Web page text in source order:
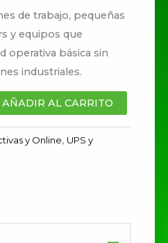
de trabajo, pequeñas
y equipos que
operativa básica sin
industriales.
AÑADIR AL CARRITO
y Online, UPS y